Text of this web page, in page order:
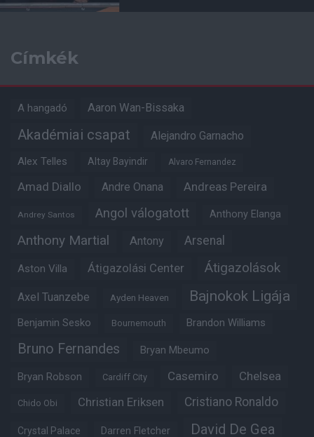
Címkék
A hangadó Aaron Wan-Bissaka
Akadémiai csapat Alejandro Garnacho
Alex Telles Altay Bayindir Alvaro Fernandez
Amad Diallo Andre Onana Andreas Pereira
Andrey Santos Angol válogatott Anthony Elanga
Anthony Martial Antony Arsenal
Aston Villa Átigazolási Center Átigazolások
Axel Tuanzebe Ayden Heaven Bajnokok Ligája
Benjamin Sesko Bournemouth Brandon Williams
Bruno Fernandes Bryan Mbeumo
Bryan Robson Cardiff City Casemiro Chelsea
Chido Obi Christian Eriksen Cristiano Ronaldo
Crystal Palace Darren Fletcher David De Gea